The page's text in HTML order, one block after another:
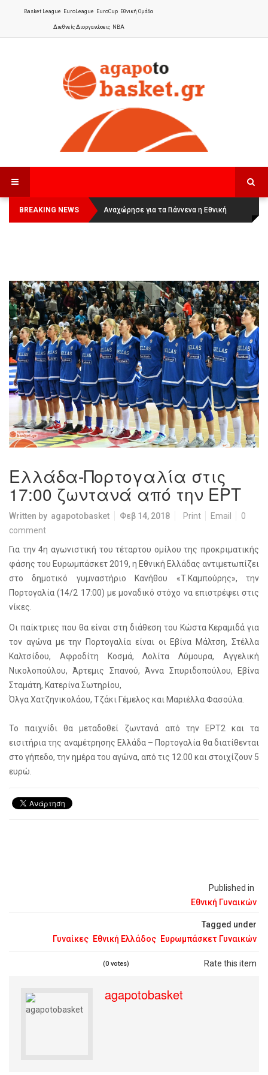
Basket League EuroLeague EuroCup Εθνική Ομάδα
Διεθνείς Διοργανώσεις NBA
BREAKING NEWS
Οι Πάνθηρες Καβάλας στην Women
Basketball League 1
Αναχώρησε για τα Γιάννενα η Εθνική
Γυναικών:
Ελλάδα-Πορτογαλία στις
17:00 ζωντανά από την ΕΡΤ
Written by agapotobasket Φεβ 14, 2018 Print Email
0
comment
Published in
Εθνική Γυναικών
Tagged under
Γυναίκες Εθνική Ελλάδος Ευρωμπάσκετ Γυναικών
Rate this item
(0 votes)
Για την 4η αγωνιστική του τέταρτου ομίλου της προκριματικής
φάσης του Ευρωμπάσκετ 2019, η Εθνική Ελλάδας αντιμετωπίζει
στο δημοτικό γυμναστήριο Κανήθου «Τ.Καμπούρης», την
Πορτογαλία (14/2 17:00) με μοναδικό στόχο να επιστρέψει στις
νίκες.
Οι παίκτριες που θα είναι στη διάθεση του Κώστα Κεραμιδά για
τον αγώνα με την Πορτογαλία είναι οι Εβίνα Μάλτση, Στέλλα
Καλτσίδου, Αφροδίτη Κοσμά, Λολίτα Λύμουρα, Αγγελική
Νικολοπούλου, Άρτεμις Σπανού, Άννα Σπυριδοπούλου, Εβίνα
Σταμάτη, Κατερίνα Σωτηρίου,
Όλγα Χατζηνικολάου, Τζάκι Γέμελος και Μαριέλλα Φασούλα.
Το παιχνίδι θα μεταδοθεί ζωντανά από την ΕΡΤ2 και τα
εισιτήρια της αναμέτρησης Ελλάδα – Πορτογαλία θα διατίθενται
στο γήπεδο, την ημέρα του αγώνα, από τις 12.00 και στοιχίζουν 5
ευρώ.
agapotobasket